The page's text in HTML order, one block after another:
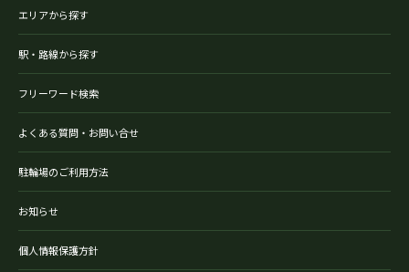
エリアから探す
駅・路線から探す
フリーワード検索
よくある質問・お問い合せ
駐輪場のご利用方法
お知らせ
個人情報保護方針